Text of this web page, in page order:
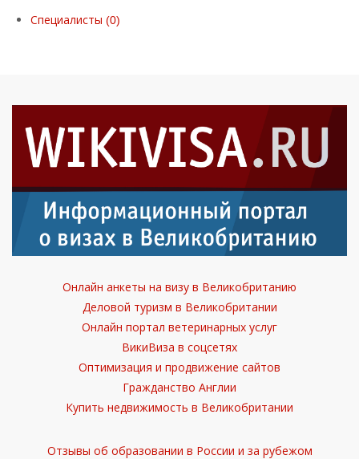
Специалисты (0)
Онлайн анкеты на визу в Великобританию
Деловой туризм в Великобритании
Онлайн портал ветеринарных услуг
ВикиВиза в соцсетях
Оптимизация и продвижение сайтов
Гражданство Англии
Купить недвижимость в Великобритании
Отзывы об образовании в России и за рубежом